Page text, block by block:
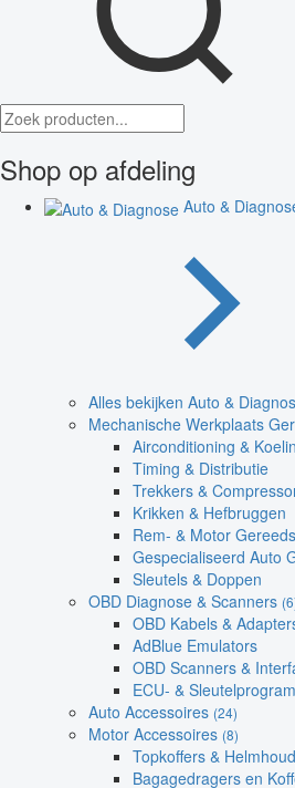
Shop op afdeling
Auto &
Alles bekijken Auto &
Mechanische Werkplaats
Airconditioning &
Timing & Distributie
Trekkers &
Krikken & Hefbruggen
Rem- & Motor
Gespecialiseerd Auto
Sleutels & Doppen
OBD Diagnose & Scanners
OBD Kabels &
AdBlue Emulators
OBD Scanners &
ECU- &
Auto Accessoires (24)
Motor Accessoires (8)
Topkoffers &
Bagagedragers en